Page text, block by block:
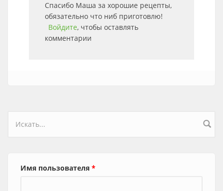
Спасибо Маша за хорошие рецепты,
обязательно что ниб приготовлю!
Войдите, чтобы оставлять
комментарии
Форма поиска
Имя пользователя *